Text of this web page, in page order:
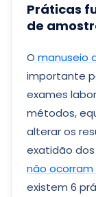
Práticas
de
O manuseio
importante
exames
métodos,
alterar os
exatidão
não ocorram
existem 6